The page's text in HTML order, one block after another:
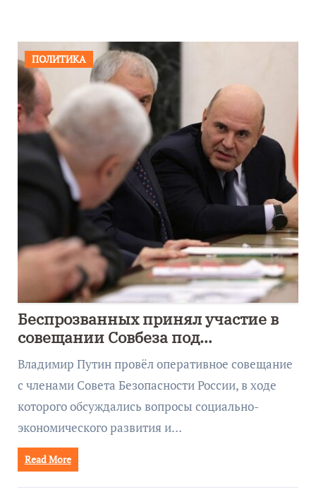
ПОЛИТИКА
Беспрозванных принял участие в
совещании Совбеза под
руководством Путина
Владимир Путин провёл оперативное совещание
с членами Совета Безопасности России, в ходе
которого обсуждались вопросы социально-
экономического развития и…
Read More